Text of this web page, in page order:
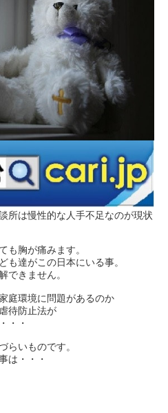
所は慢性的な人手不足なのが現状
も胸が痛みます。
も達がこの日本にいる事。
できません。
庭環境に問題があるのか
待防止法が
・・
らいものです。
は・・・